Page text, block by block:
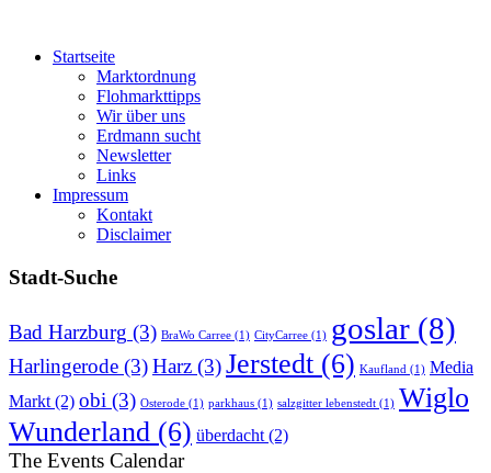
Startseite
Marktordnung
Flohmarkttipps
Wir über uns
Erdmann sucht
Newsletter
Links
Impressum
Kontakt
Disclaimer
Stadt-Suche
Bad Harzburg (3) BraWo Carree (1) CityCarree (1) goslar (8)
Harlingerode (3)Harz (3)Jerstedt (6) Kaufland (1) Media
Markt (2) obi (3) Osterode (1) parkhaus (1) salzgitter lebenstedt (1) Wiglo
Wunderland (6) überdacht (2)
The Events Calendar